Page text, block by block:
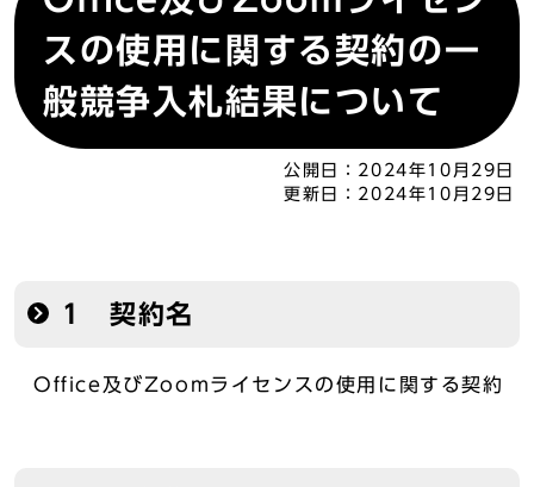
スの使用に関する契約の一
般競争入札結果について
公開日： 2024年10月29日
更新日： 2024年10月29日
1 契約名
Office及びZoomライセンスの使用に関する契約